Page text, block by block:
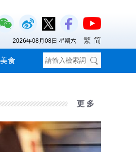
美食
2026年08月08日 星期六 繁 简
更 多